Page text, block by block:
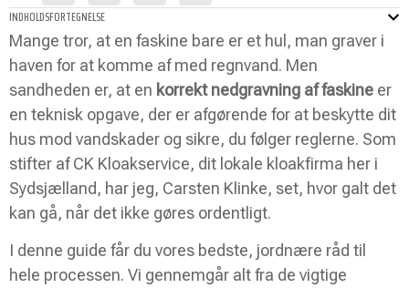
INDHOLDSFORTEGNELSE
Mange tror, at en faskine bare er et hul, man graver i
haven for at komme af med regnvand. Men
sandheden er, at en korrekt nedgravning af faskine er
en teknisk opgave, der er afgørende for at beskytte dit
hus mod vandskader og sikre, du følger reglerne. Som
stifter af CK Kloakservice, dit lokale kloakfirma her i
Sydsjælland, har jeg, Carsten Klinke, set, hvor galt det
kan gå, når det ikke gøres ordentligt.
I denne guide får du vores bedste, jordnære råd til
hele processen. Vi gennemgår alt fra de vigtige